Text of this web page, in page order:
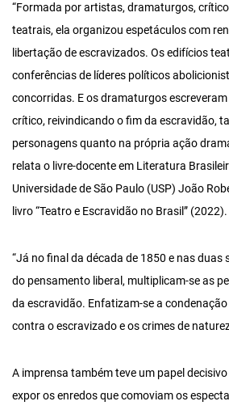
“Formada por artistas, dramaturgos,
teatrais, ela organizou espetáculos com
libertação de escravizados. Os edifícios
conferências de líderes políticos
concorridas. E os dramaturgos
crítico, reivindicando o fim da escravidão,
personagens quanto na própria ação
relata o livre-docente em Literatura
Universidade de São Paulo (USP) João
livro “Teatro e Escravidão no Brasil” (2022).
“Já no final da década de 1850 e nas duas
do pensamento liberal, multiplicam-se as
da escravidão. Enfatizam-se a
contra o escravizado e os crimes de
A imprensa também teve um papel
expor os enredos que comoviam os